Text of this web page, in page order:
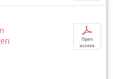
p
Open
access